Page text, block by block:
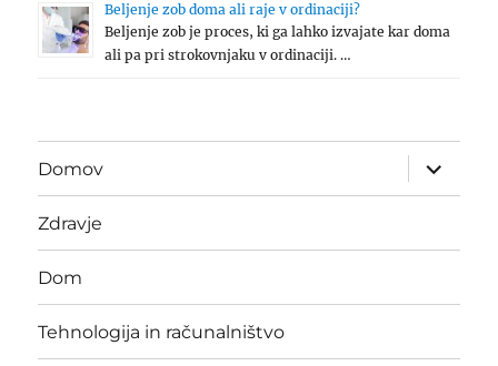
Beljenje zob doma ali raje v ordinaciji?
Beljenje zob je proces, ki ga lahko izvajate kar doma
ali pa pri strokovnjaku v ordinaciji. …
Domov
expand
child
menu
Zdravje
Dom
Tehnologija in računalništvo